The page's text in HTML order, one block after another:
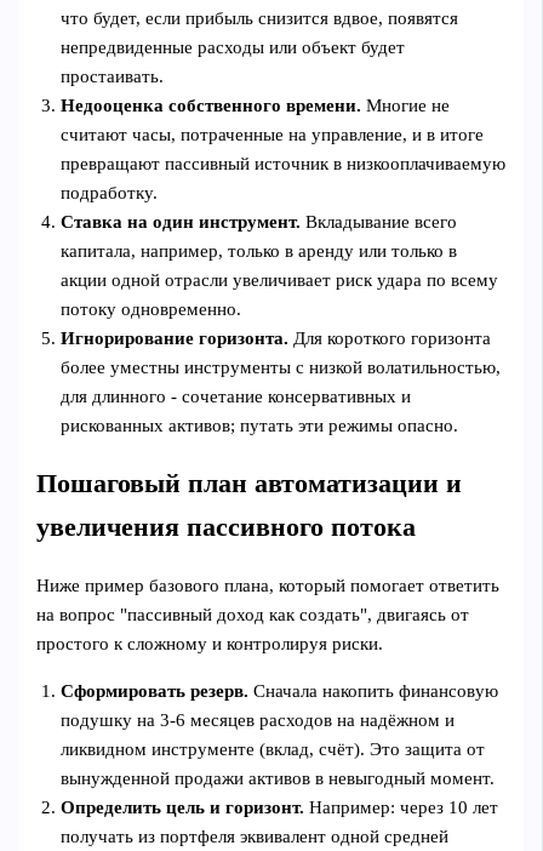
что будет, если прибыль снизится вдвое, появятся
непредвиденные расходы или объект будет
простаивать.
Недооценка собственного времени. Многие не
считают часы, потраченные на управление, и в итоге
превращают пассивный источник в низкооплачиваемую
подработку.
Ставка на один инструмент. Вкладывание всего
капитала, например, только в аренду или только в
акции одной отрасли увеличивает риск удара по всему
потоку одновременно.
Игнорирование горизонта. Для короткого горизонта
более уместны инструменты с низкой волатильностью,
для длинного - сочетание консервативных и
рискованных активов; путать эти режимы опасно.
Пошаговый план автоматизации и
увеличения пассивного потока
Ниже пример базового плана, который помогает ответить
на вопрос "пассивный доход как создать", двигаясь от
простого к сложному и контролируя риски.
Сформировать резерв. Сначала накопить финансовую
подушку на 3-6 месяцев расходов на надёжном и
ликвидном инструменте (вклад, счёт). Это защита от
вынужденной продажи активов в невыгодный момент.
Определить цель и горизонт. Например: через 10 лет
получать из портфеля эквивалент одной средней